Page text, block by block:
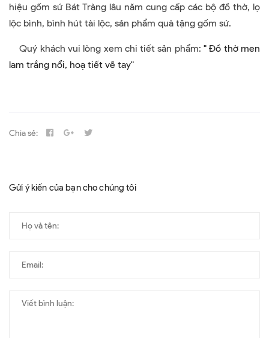
hiệu gốm sứ Bát Tràng lâu năm cung cấp các bộ đồ thờ, lọ
lộc bình, bình hút tài lộc, sản phẩm quà tặng gốm sứ.
Quý khách vui lòng xem chi tiết sản phẩm:" Đồ thờ men
lam trắng nổi, hoạ tiết vẽ tay"
Chia sẻ:
Gửi ý kiến của bạn cho chúng tôi